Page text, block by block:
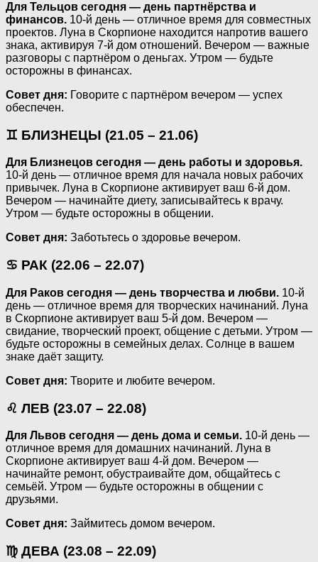
Для Тельцов сегодня — день партнёрства и
финансов. 10-й день — отличное время для совместных
проектов. Луна в Скорпионе находится напротив вашего
знака, активируя 7-й дом отношений. Вечером — важные
разговоры с партнёром о деньгах. Утром — будьте
осторожны в финансах.
Совет дня: Говорите с партнёром вечером — успех
обеспечен.
♊ БЛИЗНЕЦЫ (21.05 – 21.06)
Для Близнецов сегодня — день работы и здоровья.
10-й день — отличное время для начала новых рабочих
привычек. Луна в Скорпионе активирует ваш 6-й дом.
Вечером — начинайте диету, записывайтесь к врачу.
Утром — будьте осторожны в общении.
Совет дня: Заботьтесь о здоровье вечером.
♋ РАК (22.06 – 22.07)
Для Раков сегодня — день творчества и любви. 10-й
день — отличное время для творческих начинаний. Луна
в Скорпионе активирует ваш 5-й дом. Вечером —
свидание, творческий проект, общение с детьми. Утром —
будьте осторожны в семейных делах. Солнце в вашем
знаке даёт защиту.
Совет дня: Творите и любите вечером.
♌ ЛЕВ (23.07 – 22.08)
Для Львов сегодня — день дома и семьи. 10-й день —
отличное время для домашних начинаний. Луна в
Скорпионе активирует ваш 4-й дом. Вечером —
начинайте ремонт, обустраивайте дом, общайтесь с
семьёй. Утром — будьте осторожны в общении с
друзьями.
Совет дня: Займитесь домом вечером.
♍ ДЕВА (23.08 – 22.09)